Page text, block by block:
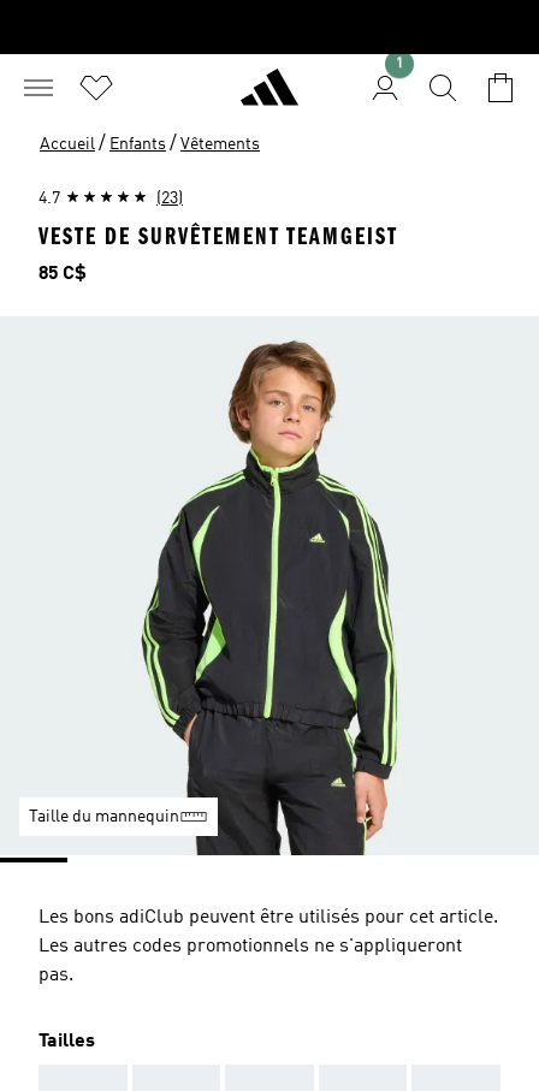
1
Accueil / Enfants / Vêtements
4.7 (23)
VESTE DE SURVÊTEMENT TEAMGEIST
Prix
85 C$
Taille du mannequin
Les bons adiClub peuvent être utilisés pour cet article.
Les autres codes promotionnels ne s'appliqueront
pas.
Tailles